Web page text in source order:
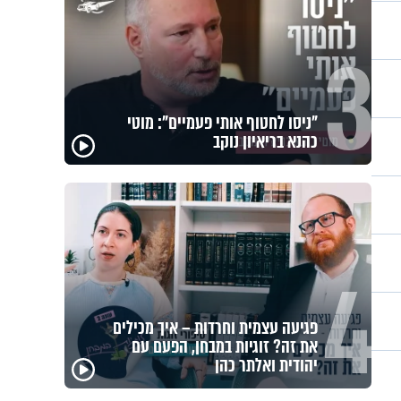
באוקטובר גרם לי לחפש תשובות"
"שבר גדול. הבנו שאנחנו צריכים
להתארגן להלוויה": זוגיות במבחן,
הפעם עם מרים וגד דנינו